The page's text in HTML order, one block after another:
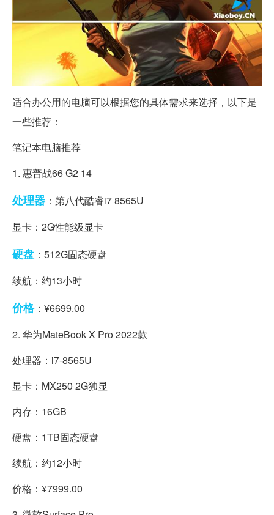
适合办公用的电脑可以根据您的具体需求来选择，以下是
一些推荐：
笔记本电脑推荐
1. 惠普战66 G2 14
处理器 ：第八代酷睿i7 8565U
显卡：2G性能级显卡
硬盘 ：512G固态硬盘
续航：约13小时
价格：¥6699.00
2. 华为MateBook X Pro 2022款
处理器：i7-8565U
显卡：MX250 2G独显
内存：16GB
硬盘：1TB固态硬盘
续航：约12小时
价格：¥7999.00